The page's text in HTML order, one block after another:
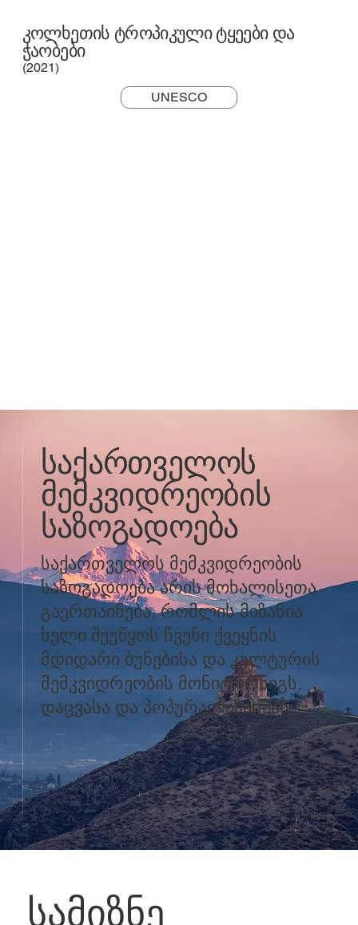
კოლხეთის ტროპიკული ტყეები და
ჭაობები
(2021)
UNESCO
საქართველოს
მემკვიდრეობის
საზოგადოება
საქართველოს მემკვიდრეობის
საზოგადოება არის მოხალისეთა
გაერთაინება, რომლის მიზანია
ხელი შეუწყოს ჩვენი ქვეყნის
მდიდარი ბუნებისა და კულტურის
მემკვიდრეობის მონიტორნიგს,
დაცვასა და პოპურალიზაციას
სამიზნე